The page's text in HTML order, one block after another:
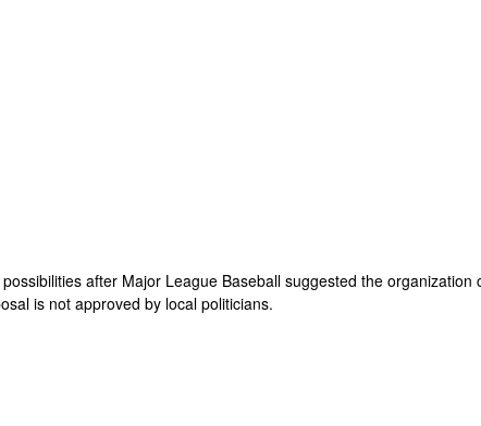
after Major League Baseball suggested the organization
is not approved by local politicians.